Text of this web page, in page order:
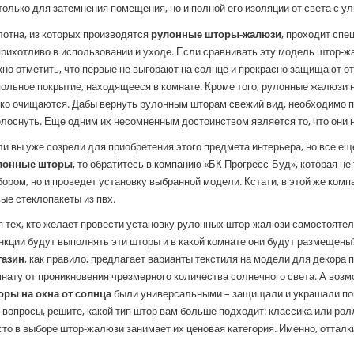
для затемнения помещения, но и полной его изоляции от света с
из которых производятсярулонные шторы-жалюзи, проходит
в использовании и уходе. Если сравнивать эту модель штор-
отметить, что первые не выгорают на солнце и прекрасно защищают
покрытие, находящееся в комнате. Кроме того, рулонные жалюзи
очищаются. Дабы вернуть рулонным шторам свежий вид, необходимо
Еще одним их несомненным достоинством является то, что они
вы уже созрели для приобретения этого предмета интерьера, но все
шторы, то обратитесь в компанию «БК Прогресс-Буд», которая
но и проведет установку выбранной модели. Кстати, в этой же
стеклопакеты из пвх.
тех, кто желает провести установку рулонных штор-жалюзи
будут выполнять эти шторы и в какой комнате они будут
, как правило, предлагает варианты текстиля на модели для
от проникновения чрезмерного количества солнечного света. А
на окна от солнцабыли универсальными – защищали и украшали
вопросы, решите, какой тип штор вам больше подходит: классика или
в выборе штор-жалюзи занимает их ценовая категория. Именно,